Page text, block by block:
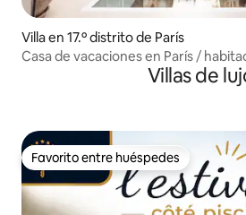
Villa en 17.º distrito de París
Casa de vacaciones en París /
Villas de
Favorito entre huéspedes
Favorito entre huéspedes